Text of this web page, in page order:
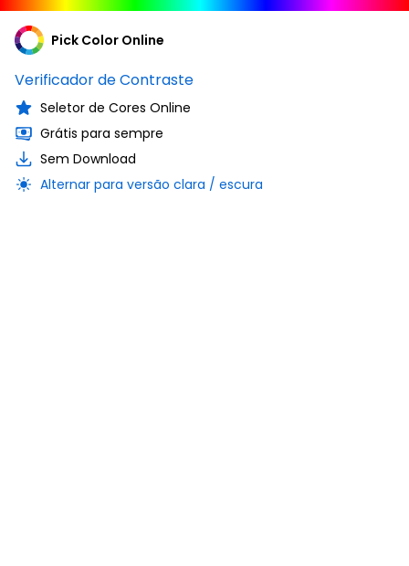
Pick Color Online
Verificador de Contraste
Seletor de Cores Online
Grátis para sempre
Sem Download
Alternar para versão clara / escura